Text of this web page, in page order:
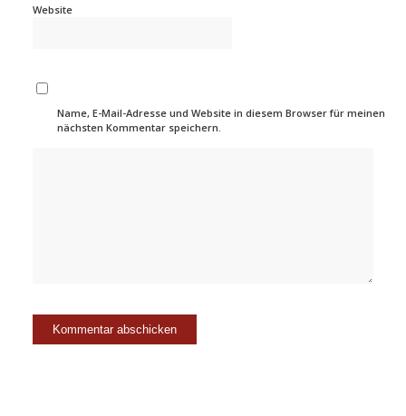
Website
Name, E-Mail-Adresse und Website in diesem Browser für meinen
nächsten Kommentar speichern.